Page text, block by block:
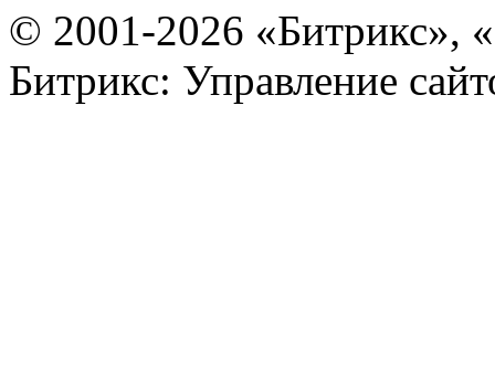
© 2001-2026 «Битрикс»,
Битрикс: Управление